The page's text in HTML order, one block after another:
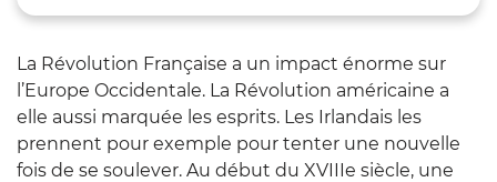
La Révolution Française a un impact énorme sur
l’Europe Occidentale. La Révolution américaine a
elle aussi marquée les esprits. Les Irlandais les
prennent pour exemple pour tenter une nouvelle
fois de se soulever. Au début du XVIIIe siècle, une